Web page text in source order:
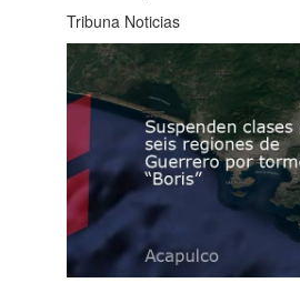
Tribuna Noticias